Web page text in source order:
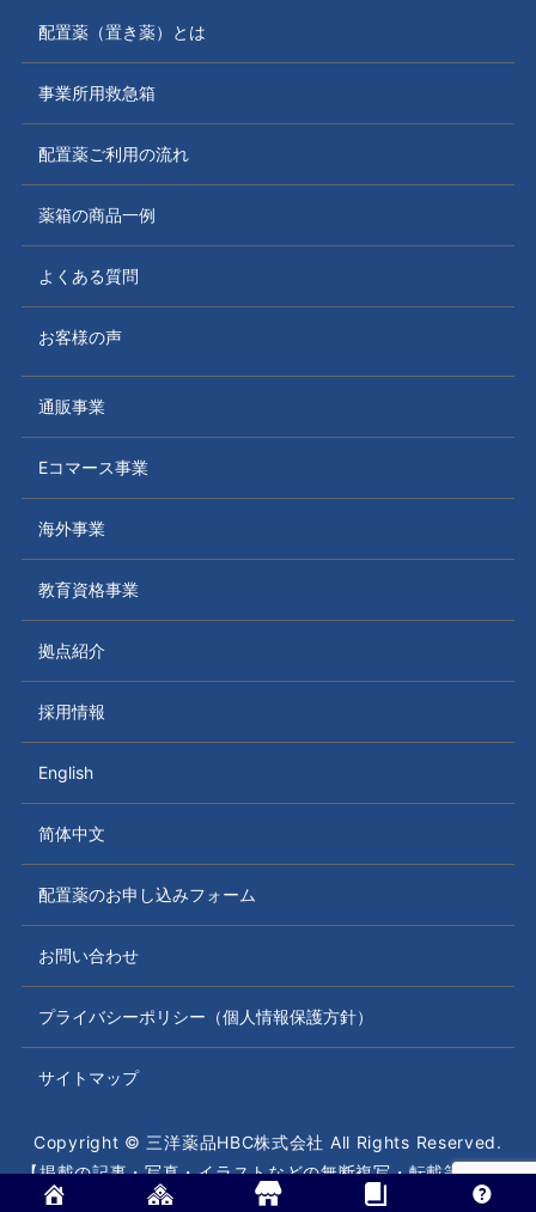
配置薬（置き薬）とは
事業所用救急箱
配置薬ご利用の流れ
薬箱の商品一例
よくある質問
お客様の声
通販事業
Eコマース事業
海外事業
教育資格事業
拠点紹介
採用情報
English
简体中文
配置薬のお申し込みフォーム
お問い合わせ
プライバシーポリシー（個人情報保護方針）
サイトマップ
Copyright © 三洋薬品HBC株式会社 All Rights Reserved.
【掲載の記事・写真・イラストなどの無断複写・転載等を禁じ
ます】